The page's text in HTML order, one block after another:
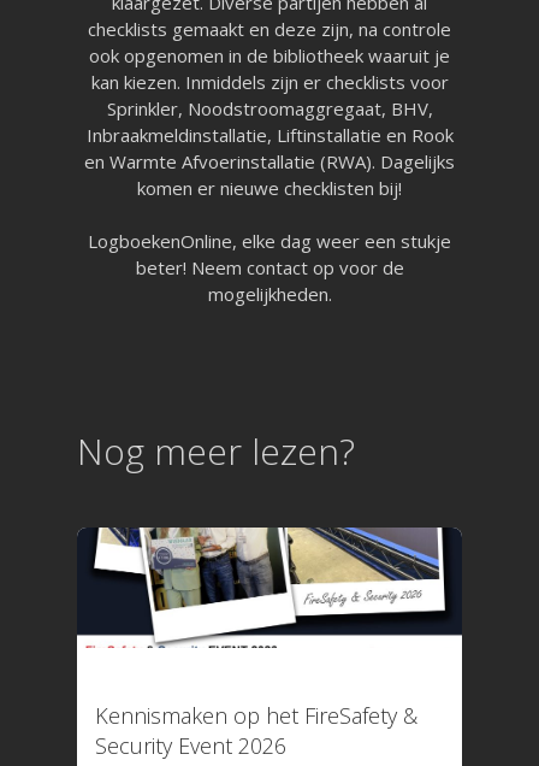
checklists gemaakt en deze zijn, na controle
ook opgenomen in de bibliotheek waaruit je
kan kiezen. Inmiddels zijn er checklists voor
Sprinkler, Noodstroomaggregaat, BHV,
Inbraakmeldinstallatie, Liftinstallatie en Rook
en Warmte Afvoerinstallatie (RWA). Dagelijks
komen er nieuwe checklisten bij!
LogboekenOnline, elke dag weer een stukje
beter! Neem contact op voor de
mogelijkheden.
Nog meer lezen?
Kennismaken op het FireSafety &
Security Event 2026
Pagina’s
Aanvragen
Nood- en
Blusmiddelen
Informatie
Technische specificaties
Koppelingen
Over ons
Referenties
Privacy Policy